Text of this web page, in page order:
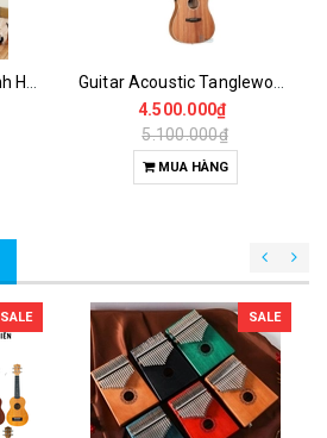
4.500.000₫
5.100.000₫
MUA HÀNG
SALE SALE